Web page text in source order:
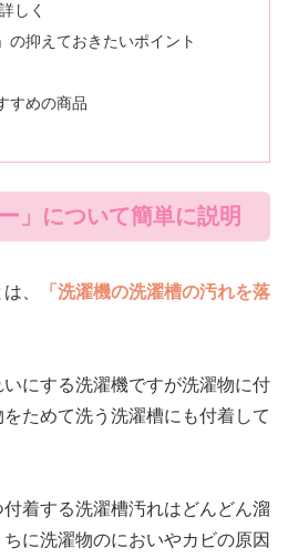
しく
の抑えておきたいポイント
すめの商品
」について簡単に説明
、
「洗濯機の洗濯槽の汚れを落
にする洗濯機ですが洗濯物に付
ためて洗う洗濯槽にも付着して
着する洗濯槽汚れはどんどん溜
に洗濯物のにおいやカビの原因